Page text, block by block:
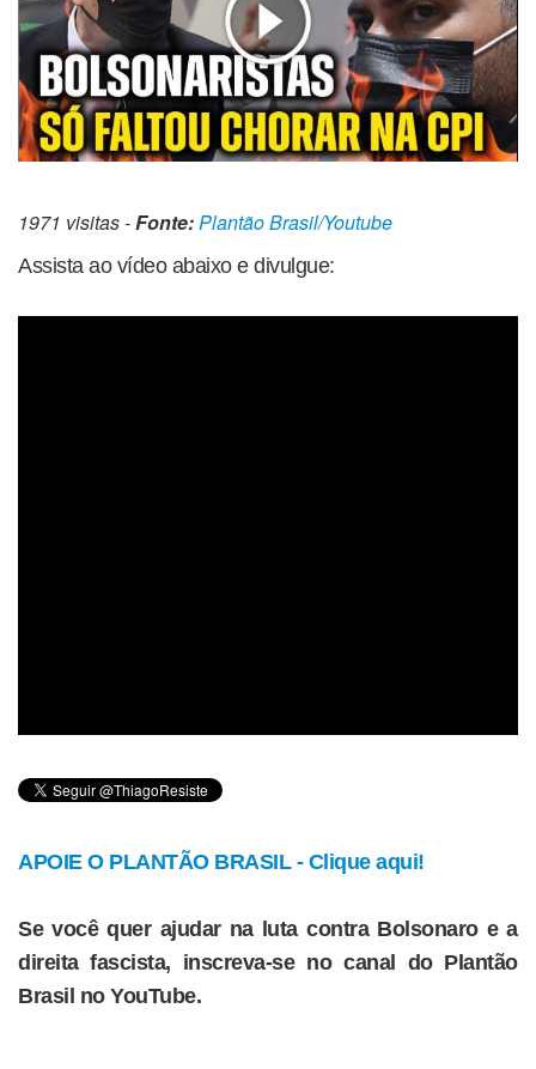
1971 visitas -Fonte:Plantão Brasil/Youtube
Assista ao vídeo abaixo e divulgue:
APOIE O PLANTÃO BRASIL - Clique aqui!
Se você quer ajudar na luta contra Bolsonaro e a
direita fascista, inscreva-se no canal do Plantão
Brasil no YouTube.